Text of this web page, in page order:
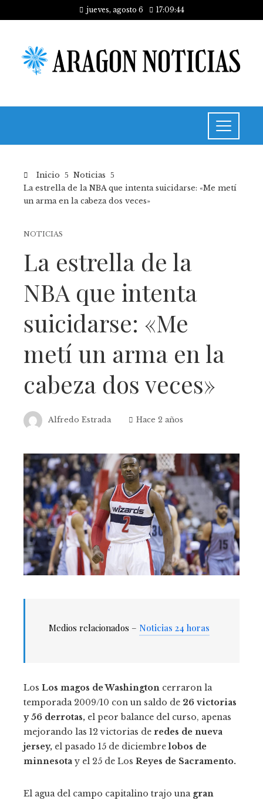
jueves, agosto 6 17:09:44
Inicio
Noticias
La estrella de la NBA que intenta suicidarse: «Me metí
un arma en la cabeza dos veces»
NOTICIAS
La estrella de la
NBA que intenta
suicidarse: «Me
metí un arma en la
cabeza dos veces»
Alfredo Estrada Hace 2 años
Medios relacionados – Noticias 24 horas
Los Los magos de Washington cerraron la
temporada 2009/10 con un saldo de 26 victorias
y 56 derrotas, el peor balance del curso, apenas
mejorando las 12 victorias de redes de nueva
jersey, el pasado 15 de diciembrelobos de
minnesota y el 25 de Los Reyes de Sacramento.
El agua del campo capitalino trajo una gran